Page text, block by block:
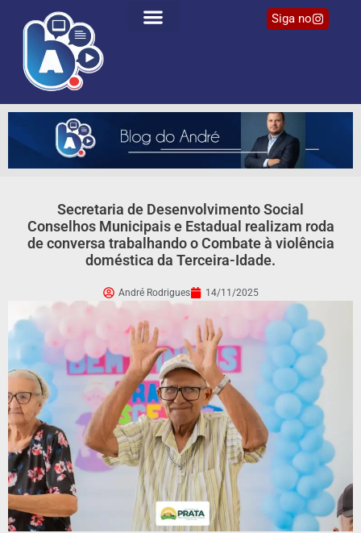
Siga no
Secretaria de Desenvolvimento Social
Conselhos Municipais e Estadual realizam roda
de conversa trabalhando o Combate à violência
doméstica da Terceira-Idade.
André Rodrigues 14/11/2025